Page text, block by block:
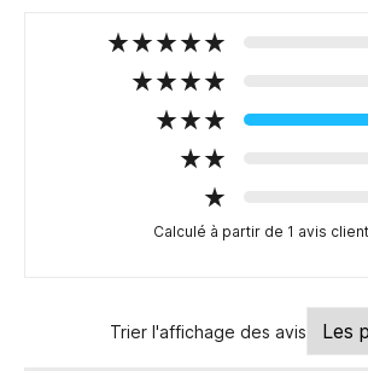
Calculé à partir de 1 avis
Trier l'affichage des avis